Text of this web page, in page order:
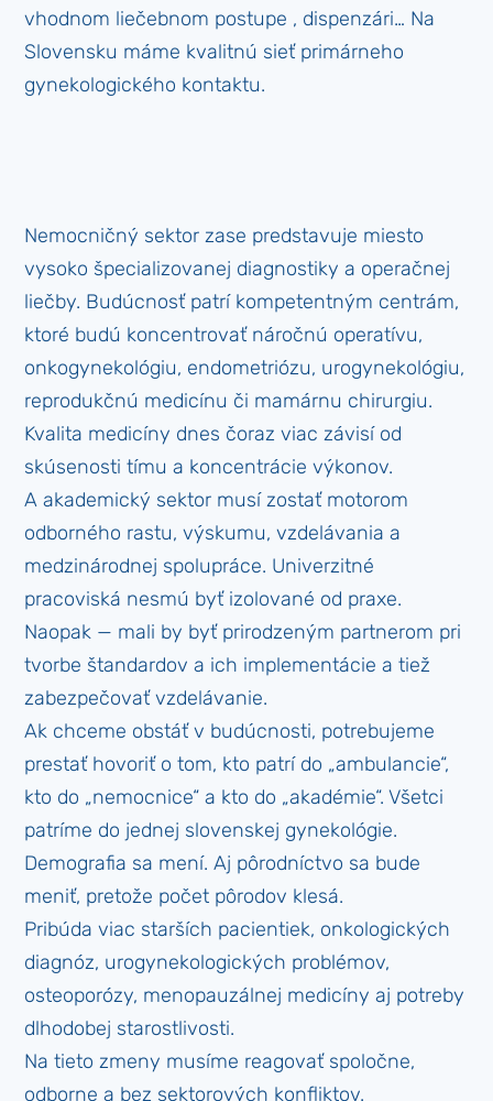
vhodnom liečebnom postupe , dispenzári… Na
Slovensku máme kvalitnú sieť primárneho
gynekologického kontaktu.
Nemocničný sektor zase predstavuje miesto
vysoko špecializovanej diagnostiky a operačnej
liečby. Budúcnosť patrí kompetentným centrám,
ktoré budú koncentrovať náročnú operatívu,
onkogynekológiu, endometriózu, urogynekológiu,
reprodukčnú medicínu či mamárnu chirurgiu.
Kvalita medicíny dnes čoraz viac závisí od
skúsenosti tímu a koncentrácie výkonov.
A akademický sektor musí zostať motorom
odborného rastu, výskumu, vzdelávania a
medzinárodnej spolupráce. Univerzitné
pracoviská nesmú byť izolované od praxe.
Naopak — mali by byť prirodzeným partnerom pri
tvorbe štandardov a ich implementácie a tiež
zabezpečovať vzdelávanie.
Ak chceme obstáť v budúcnosti, potrebujeme
prestať hovoriť o tom, kto patrí do „ambulancie“,
kto do „nemocnice“ a kto do „akadémie“. Všetci
patríme do jednej slovenskej gynekológie.
Demografia sa mení. Aj pôrodníctvo sa bude
meniť, pretože počet pôrodov klesá.
Pribúda viac starších pacientiek, onkologických
diagnóz, urogynekologických problémov,
osteoporózy, menopauzálnej medicíny aj potreby
dlhodobej starostlivosti.
Na tieto zmeny musíme reagovať spoločne,
odborne a bez sektorových konfliktov.